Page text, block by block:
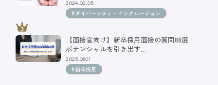
2024.02.05
#ダイバーシティ・インクルージョン
【面接官向け】新卒採用面接の質問88選｜
ポテンシャルを引き出す…
2025.08.11
#新卒採用